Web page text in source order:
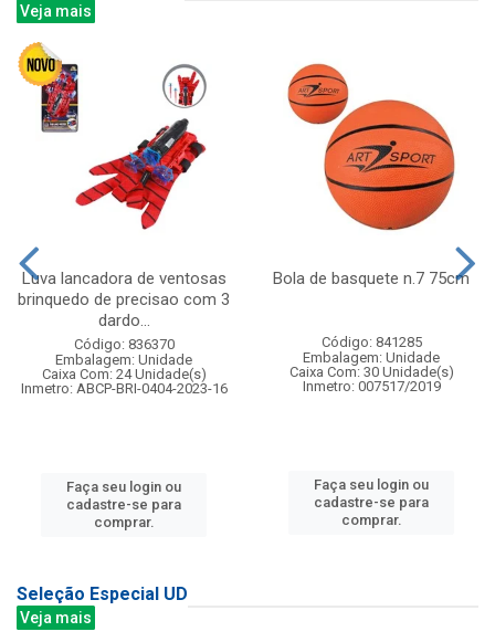
Veja mais
Luva lancadora de ventosas
brinquedo de precisao com 3
dardo...
Código: 836370
Embalagem: Unidade
Caixa Com: 24 Unidade(s)
Inmetro: ABCP-BRI-0404-2023-16
Faça seu login ou
cadastre-se para
comprar.
Bola de basquete n.7 75cm
Código: 841285
Embalagem: Unidade
Caixa Com: 30 Unidade(s)
Inmetro: 007517/2019
Faça seu login ou
cadastre-se para
comprar.
Seleção Especial UD
Veja mais